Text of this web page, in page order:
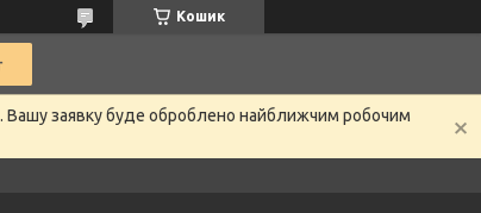
Кошик
Вашу заявку буде оброблено найближчим робочим